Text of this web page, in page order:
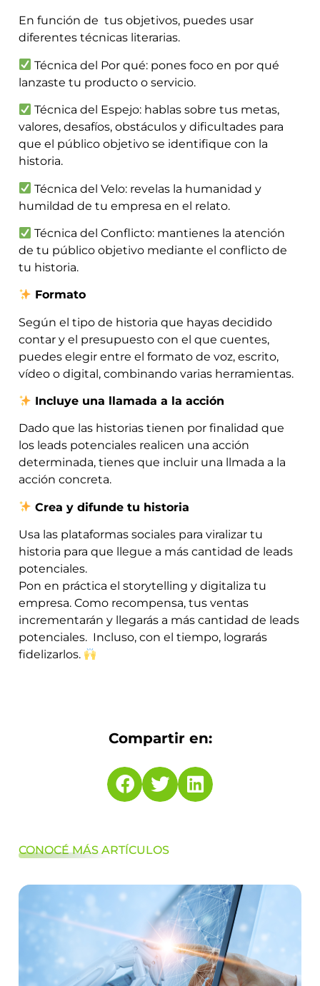
En función de tus objetivos, puedes usar
diferentes técnicas literarias.
Técnica del Por qué: pones foco en por qué
lanzaste tu producto o servicio.
Técnica del Espejo: hablas sobre tus metas,
valores, desafíos, obstáculos y dificultades para
que el público objetivo se identifique con la
historia.
Técnica del Velo: revelas la humanidad y
humildad de tu empresa en el relato.
Técnica del Conflicto: mantienes la atención
de tu público objetivo mediante el conflicto de
tu historia.
Formato
Según el tipo de historia que hayas decidido
contar y el presupuesto con el que cuentes,
puedes elegir entre el formato de voz, escrito,
vídeo o digital, combinando varias herramientas.
Incluye una llamada a la acción
Dado que las historias tienen por finalidad que
los leads potenciales realicen una acción
determinada, tienes que incluir una llmada a la
acción concreta.
Crea y difunde tu historia
Usa las plataformas sociales para viralizar tu
historia para que llegue a más cantidad de leads
potenciales.
Pon en práctica el storytelling y digitaliza tu
empresa. Como recompensa, tus ventas
incrementarán y llegarás a más cantidad de leads
potenciales. Incluso, con el tiempo, lograrás
fidelizarlos.
Compartir en:
CONOCÉ MÁS ARTÍCULOS